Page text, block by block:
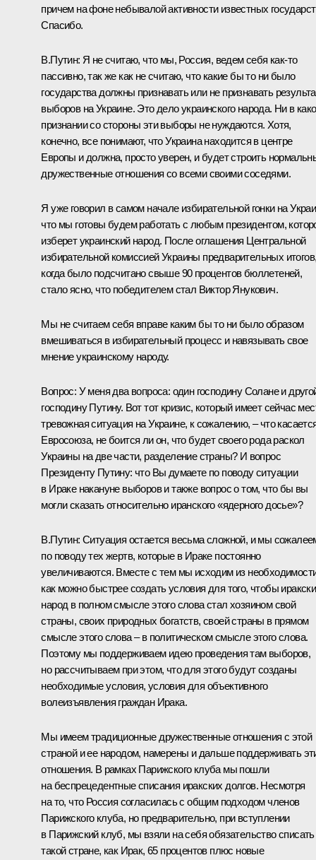
причем на фоне небывалой активности известных
Спасибо.
В.Путин: Я не считаю, что мы, Россия, ведем себя как‑то
пассивно, так же как не считаю, что какие бы то ни было
государства должны признавать или не признавать
выборов на Украине. Это дело украинского народа. Ни в
признании со стороны эти выборы не нуждаются. Хотя,
конечно, все понимают, что Украина находится в центре
Европы и должна, просто уверен, и будет строить
дружественные отношения со всеми своими соседями.
Я уже говорил в самом начале избирательной гонки на
что мы готовы будем работать с любым президентом,
изберет украинский народ. После оглашения Центральной
избирательной комиссией Украины предварительных
когда было подсчитано свыше 90 процентов бюллетеней,
стало ясно, что победителем стал Виктор Янукович.
Мы не считаем себя вправе каким бы то ни было образом
вмешиваться в избирательный процесс и навязывать свое
мнение украинскому народу.
Вопрос: У меня два вопроса: один господину Солане и
господину Путину. Вот тот кризис, который имеет сейчас
тревожная ситуация на Украине, к сожалению, – что
Евросоюза, не боится ли он, что будет своего рода раскол
Украины на две части, разделение страны? И вопрос
Президенту Путину: что Вы думаете по поводу ситуации
в Ираке накануне выборов и также вопрос о том, что бы вы
могли сказать относительно иранского «ядерного досье»?
В.Путин: Ситуация остается весьма сложной, и мы
по поводу тех жертв, которые в Ираке постоянно
увеличиваются. Вместе с тем мы исходим из
как можно быстрее создать условия для того, чтобы
народ в полном смысле этого слова стал хозяином свой
страны, своих природных богатств, своей страны в прямом
смысле этого слова – в политическом смысле этого слова.
Поэтому мы поддерживаем идею проведения там выборов,
но рассчитываем при этом, что для этого будут созданы
необходимые условия, условия для объективного
волеизъявления граждан Ирака.
Мы имеем традиционные дружественные отношения с этой
страной и ее народом, намерены и дальше поддерживать
отношения. В рамках Парижского клуба мы пошли
на беспрецедентные списания иракских долгов. Несмотря
на то, что Россия согласилась с общим подходом членов
Парижского клуба, но предварительно, при вступлении
в Парижский клуб, мы взяли на себя обязательство списать
такой стране, как Ирак, 65 процентов плюс новые